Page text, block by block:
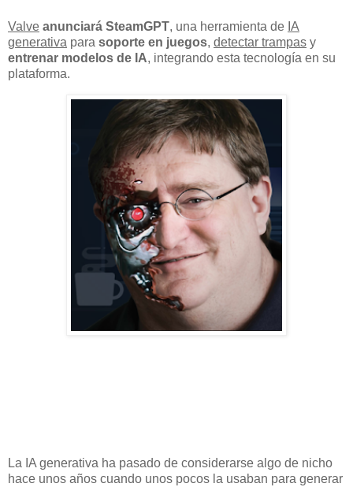
Valve anunciará SteamGPT, una herramienta de IA
generativa para soporte en juegos, detectar trampas y
entrenar modelos de IA, integrando esta tecnología en su
plataforma.
La IA generativa ha pasado de considerarse algo de nicho
hace unos años cuando unos pocos la usaban para generar